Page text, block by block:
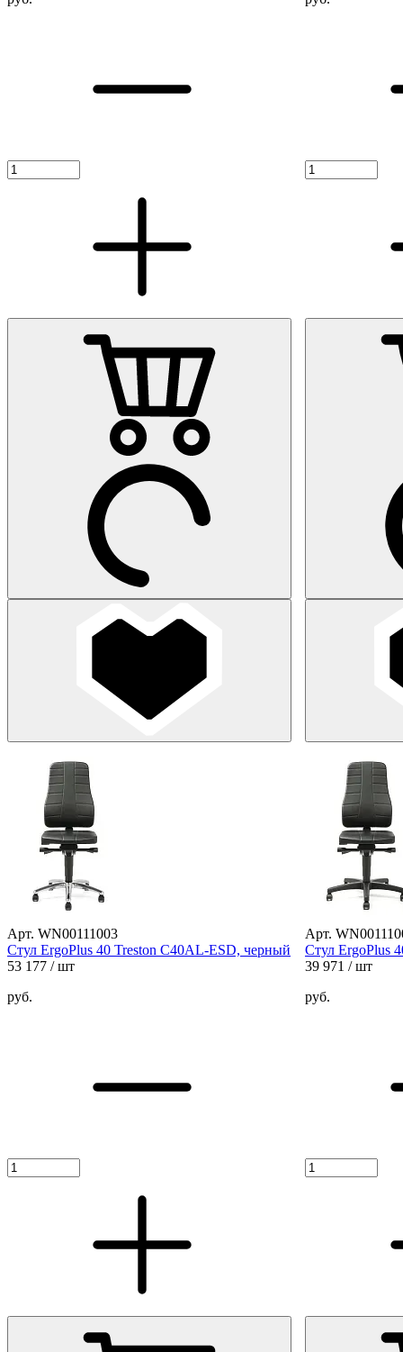
Арт. WN00111003
Стул ErgoPlus 40 Treston C40AL-ESD, черный
53 177 / шт
руб.
Арт.
Стул ErgoPlus
39 971 / шт
руб.